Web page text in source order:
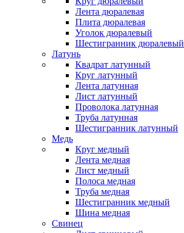
Лента дюралевая
Плита дюралевая
Уголок дюралевый
Шестигранник дюралевый
Латунь
Квадрат латунный
Круг латунный
Лента латунная
Лист латунный
Проволока латунная
Труба латунная
Шестигранник латунный
Медь
Круг медный
Лента медная
Лист медный
Полоса медная
Труба медная
Шестигранник медный
Шина медная
Свинец